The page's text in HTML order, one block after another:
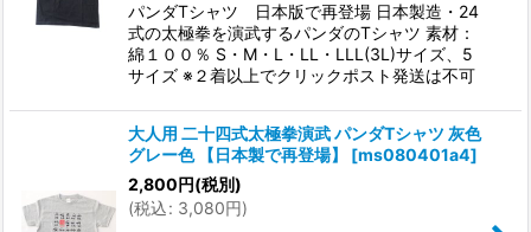
パンダTシャツ 日本版で再登場 日本製造・24
式の太極拳を演武するパンダのTシャツ 素材：
綿１００％ S・M・L・LL・LLL(3L)サイズ、5
サイズ ※２着以上でクリックポスト発送は不可
大人用 二十四式太極拳演武 パンダTシャツ 灰色
グレー色 【日本製で再登場】
[ms080401a4]
2,800円(税別)
(税込: 3,080円)